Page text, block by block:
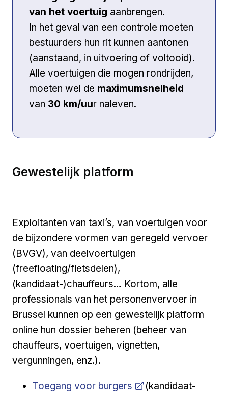
van het voertuig aanbrengen.
In het geval van een controle moeten
bestuurders hun rit kunnen aantonen
(aanstaand, in uitvoering of voltooid).
Alle voertuigen die mogen rondrijden,
moeten wel de maximumsnelheid
van 30 km/uur naleven.
Gewestelijk platform
Exploitanten van taxi’s, van voertuigen voor
de bijzondere vormen van geregeld vervoer
(BVGV), van deelvoertuigen
(freefloating/fietsdelen),
(kandidaat-)chauffeurs… Kortom, alle
professionals van het personenvervoer in
Brussel kunnen op een gewestelijk platform
online hun dossier beheren (beheer van
chauffeurs, voertuigen, vignetten,
vergunningen, enz.).
Open a new venster
Toegang voor burgers
(kandidaat-